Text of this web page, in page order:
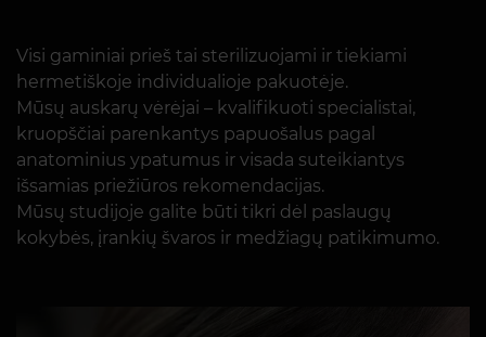
Visi gaminiai prieš tai sterilizuojami ir tiekiami
hermetiškoje individualioje pakuotėje.
Mūsų auskarų vėrėjai – kvalifikuoti specialistai,
kruopščiai parenkantys papuošalus pagal
anatominius ypatumus ir visada suteikiantys
išsamias priežiūros rekomendacijas.
Mūsų studijoje galite būti tikri dėl paslaugų
kokybės, įrankių švaros ir medžiagų patikimumo.